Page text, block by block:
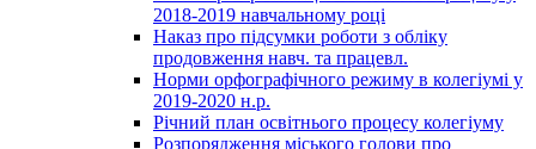
2018-2019 навчальному році
Наказ про підсумки роботи з обліку
продовження навч. та працевл.
Норми орфографічного режиму в колегіумі у
2019-2020 н.р.
Річний план освітнього процесу колегіуму
Розпорядження міського голови про